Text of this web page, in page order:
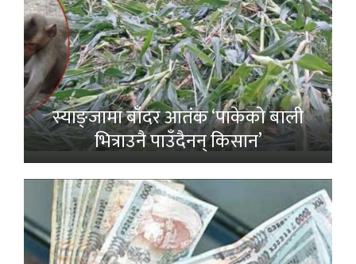
स्याङ्जामा बाँदर आतंक ‘पाकेको बाली
भित्राउनै पाउँदैनन् किसान’